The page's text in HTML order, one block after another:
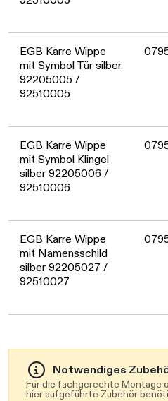
EGB Karre Wippe
mit Symbol Tür silber
92205005 /
92510005
EGB Karre Wippe
mit Symbol Klingel
silber 92205006 /
92510006
EGB Karre Wippe
mit Namensschild
silber 92205027 /
92510027
Notwendiges
Für die fachgerechte Montage
hier aufgeführte Zubehör